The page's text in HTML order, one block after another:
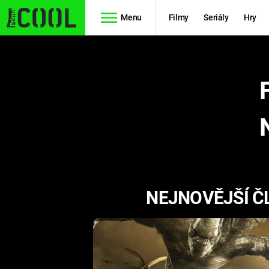
Menu Filmy Seriály Hry
PREDÁTOR
NEJNOVĚJŠÍ